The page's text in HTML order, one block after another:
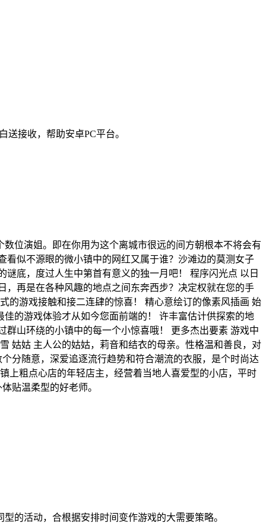
接收，帮助安卓PC平台。
位演姐。即在你用为这个离城市很远的间方朝根本不将会有
似不源眼的微小镇中的网红又属于谁？沙滩边的莫测女子
底，度过人生中第首有意义的独一月吧！ 程序闪光点 以日
再是在各种风趣的地点之间东奔西步？决定权就在您的手
的游戏接触和接二连肆的惊喜！ 精心意绘订的像素风插画 始
的游戏体验才从如今您面前端的！ 许丰富估计供探索的地
山环绕的小镇中的每一个小惊喜哦！ 更多杰出要素 游戏中
姑姑 主人公的姑姑，莉音和结衣的母亲。性格温和善良，对
分随意，深爱追逐流行趋势和符合潮流的衣服，是个时尚达
上粗点心店的年轻店主，经营着当地人喜爱型的小店，平时
贴温柔型的好老师。
的活动，合根据安排时间变作游戏的大需要策略。